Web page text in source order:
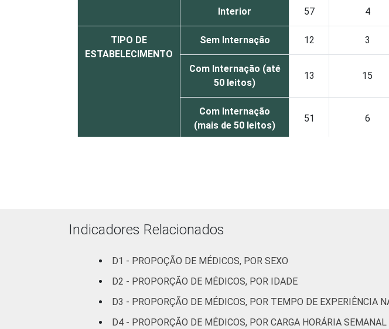
Interior 57 4
TIPO DE
ESTABELECIMENTO
Sem Internação 12 3
Com Internação (até
50 leitos)
13 15
Com Internação
(mais de 50 leitos)
51 6
pesquisa-tic-saude-2013/
Fonte: NIC.br - fev 2013 / ago 2013
Indicadores Relacionados
D1 - PROPOÇÃO DE MÉDICOS, POR SEXO
D2 - PROPORÇÃO DE MÉDICOS, POR IDADE
D3 - PROPORÇÃO DE MÉDICOS, POR TEMPO DE EXPERIÊNCIA
D4 - PROPORÇÃO DE MÉDICOS, POR CARGA HORÁRIA